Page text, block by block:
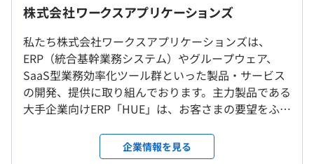
社風があります。
が高められる環境となっております。
◆客観性、納得性の高い、能力・成果に基づいた評価制度
「多面評価」すること。
＜雇入時＞
東京オフィス、リモート
＜変更範囲＞
会社の定める範囲
受動喫煙防止措置に関する事項
■入社3年目年俸600万円
∟月例給与428,572円（基本給323,415円+固定残業代45時
間分105,157円）+月例給与2カ月分の賞与（857,144円）
■入社5年目年俸800万円
間分140,209円）+月例給与2カ月分の賞与（1,142,858
研修の有無及び内容
・入社時オンボーディングプログラム（入社時オリエンテ
ーション、メンターサポート制度）
・Starter Mission（新卒社員向け研修プログラム）※2か
月間の集合研修
・Chance & Challenge制度（社内公募制度）
自己啓発支援の有無及びその内容
・AWS資格取得支援制度
メンター制度の有無
株式会社ワークスアプリケーションズ
私たち株式会社ワークスアプリケーションズは、
ERP（統合基幹業務システム）やグループウェア、
SaaS型業務効率化ツール群といった製品・サービス
の開発、提供に取り組んでおります。主力製品である
大手企業向けERP「HUE」は、お客さまの要望をふま
を実現するとともに、無償バージョンアップによる
追加コストの低減が可能であることを評価いただ
企業情報を見る